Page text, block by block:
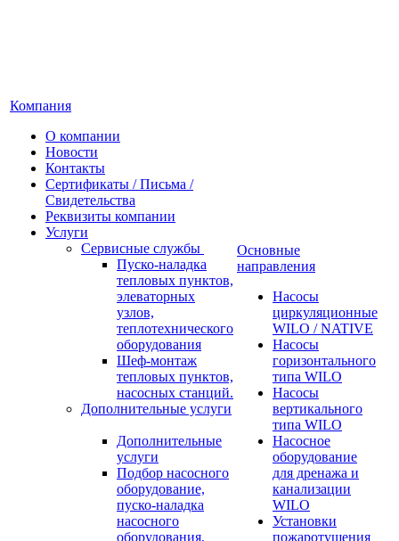
Компания
О компании
Новости
Контакты
Сертификаты / Письма /
Свидетельства
Реквизиты компании
Услуги
Сервисные службы
Пуско-наладка
тепловых пунктов,
элеваторных
узлов,
теплотехнического
оборудования
Шеф-монтаж
тепловых пунктов,
насосных станций.
Дополнительные услуги
Дополнительные
услуги
Подбор насосного
оборудование,
пуско-наладка
насосного
оборудования,
Основные
направления
Насосы
циркуляционные
WILO / NATIVE
Насосы
горизонтального
типа WILO
Насосы
вертикального
типа WILO
Насосное
оборудование
для дренажа и
канализации
WILO
Установки
пожаротушения